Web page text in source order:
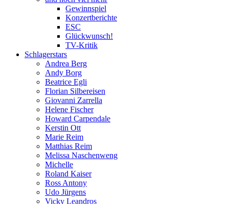
Gewinnspiel
Konzertberichte
ESC
Glückwunsch!
TV-Kritik
Schlagerstars
Andrea Berg
Andy Borg
Beatrice Egli
Florian Silbereisen
Giovanni Zarrella
Helene Fischer
Howard Carpendale
Kerstin Ott
Marie Reim
Matthias Reim
Melissa Naschenweng
Michelle
Roland Kaiser
Ross Antony
Udo Jürgens
Vicky Leandros